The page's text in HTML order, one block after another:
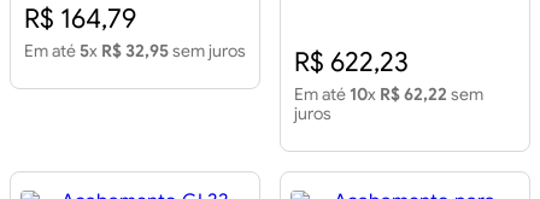
R$ 164,79
Em até 5x R$ 32,95sem juros R$ 622,23
Em até 10x R$ 62,22 sem
juros